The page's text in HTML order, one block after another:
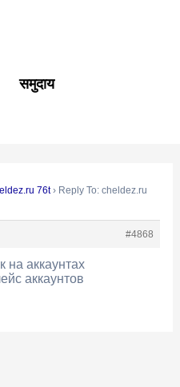
समुदाय
76t › Reply To: cheldez.ru
#4868
на аккаунтах
аккаунтов